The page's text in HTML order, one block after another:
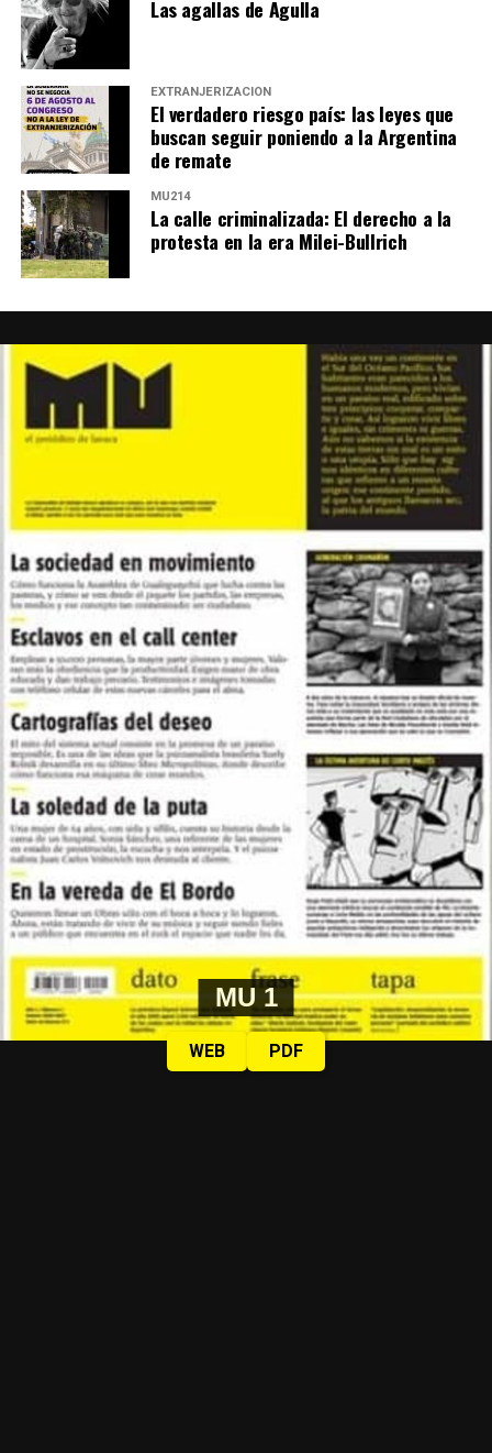
Las agallas de Agulla
EXTRANJERIZACIÓN
El verdadero riesgo país: las leyes que
buscan seguir poniendo a la Argentina
de remate
MU214
La calle criminalizada: El derecho a la
protesta en la era Milei-Bullrich
MU 1
WEB PDF